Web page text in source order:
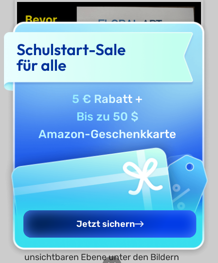
Text unter dem Seitenbild:Bei diesem
Modus werden die PDF-Bilder beibehalten,
unsichtbaren Ebene unter den Bildern
Schulstart-Sale
für alle
5 € Rabatt+
Bis zu 50 $
Amazon-Geschenkkarte
Jetzt sichern